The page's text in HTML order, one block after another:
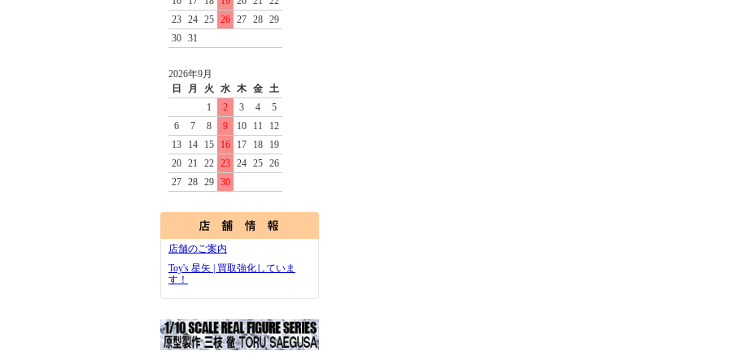
23 24 25 26 27 28 29
30 31
2026年9月
日
月 火 水 木 金 土
1
2 3 4
5
6
7 8 9 10 11
12
13
14 15 16 17 18
19
20 21 22 23 24 25 26
27 28 29 30
店舗のご案内
Toy's 星矢 | 買取強化していま
す！